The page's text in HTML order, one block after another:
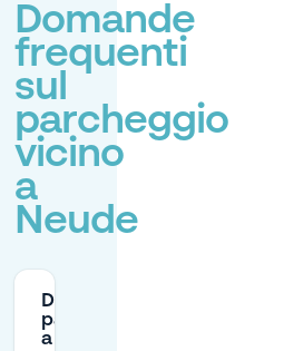
Domande
frequenti
sul
parcheggio
vicino
a
Neude
Dove posso
parcheggiare
a Neude?